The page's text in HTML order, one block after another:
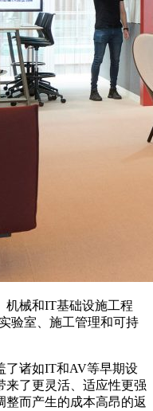
机械和IT基础设施工程
验室、施工管理和可持
了诸如IT和AV等早期设
来了更灵活、适应性更强
整而产生的成本高昂的返